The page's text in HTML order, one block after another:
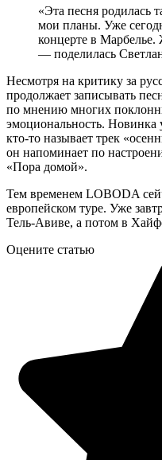
«Эта песня родилась
мои планы. Уже
концерте в
— поделилась
Несмотря на критику за
продолжает записывать
по мнению многих
эмоциональность. Новинка
кто-то называет трек
он напоминает по
«Пора домой».
Тем временем LOBODA
европейском туре. Уже
Тель-Авиве, а потом в
Оцените статью